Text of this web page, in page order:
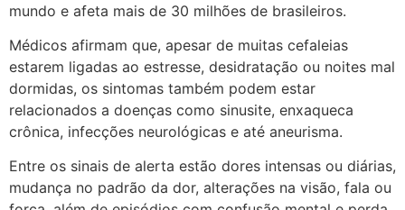
mundo e afeta mais de 30 milhões de brasileiros.
Médicos afirmam que, apesar de muitas cefaleias
estarem ligadas ao estresse, desidratação ou noites mal
dormidas, os sintomas também podem estar
relacionados a doenças como sinusite, enxaqueca
crônica, infecções neurológicas e até aneurisma.
Entre os sinais de alerta estão dores intensas ou diárias,
mudança no padrão da dor, alterações na visão, fala ou